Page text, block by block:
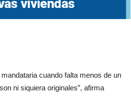
cuando falta menos de un
ni siquiera originales”, afirma